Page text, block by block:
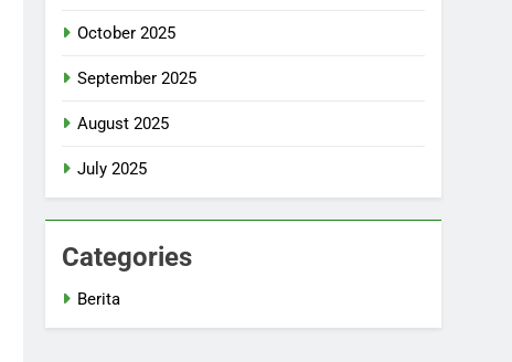
October 2025
September 2025
August 2025
July 2025
Categories
Berita